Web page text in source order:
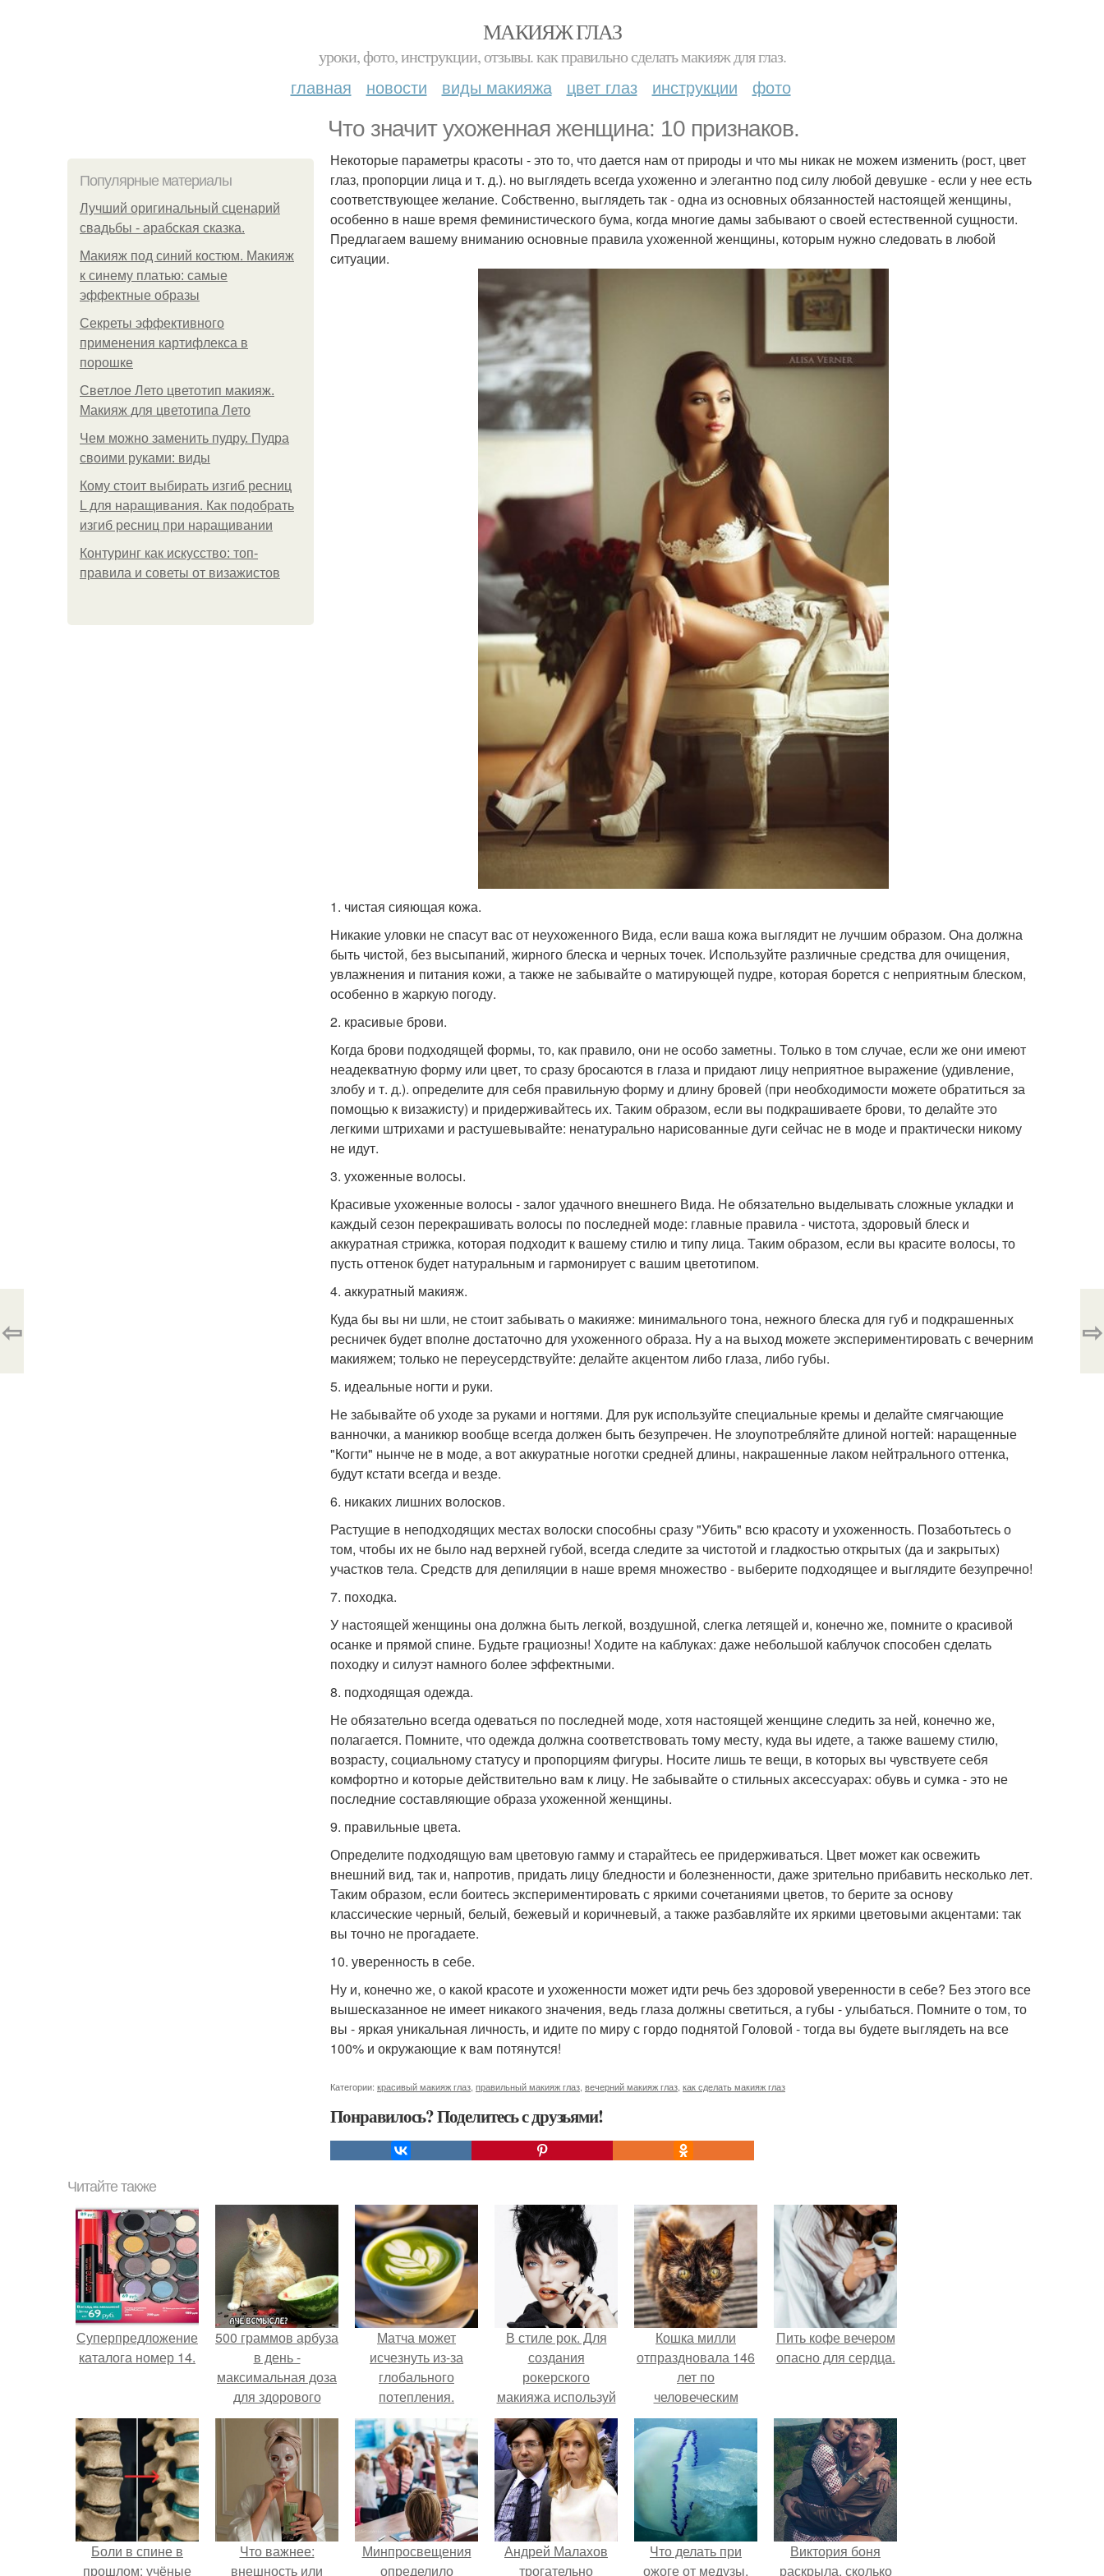
МАКИЯЖ ГЛАЗ
уроки, фото, инструкции, отзывы. как правильно сделать макияж для глаз.
главная новости виды макияжа цвет глаз инструкции фото
Что значит ухоженная женщина: 10 признаков.
Популярные материалы
Лучший оригинальный сценарий
свадьбы - арабская сказка.
Макияж под синий костюм. Макияж
к синему платью: самые
эффектные образы
Секреты эффективного
применения картифлекса в
порошке
Светлое Лето цветотип макияж.
Макияж для цветотипа Лето
Чем можно заменить пудру. Пудра
своими руками: виды
Кому стоит выбирать изгиб ресниц
L для наращивания. Как подобрать
изгиб ресниц при наращивании
Контуринг как искусство: топ-
правила и советы от визажистов
Некоторые параметры красоты - это то, что дается нам от природы и что мы никак не можем изменить (рост, цвет
глаз, пропорции лица и т. д.). но выглядеть всегда ухоженно и элегантно под силу любой девушке - если у нее есть
соответствующее желание. Собственно, выглядеть так - одна из основных обязанностей настоящей женщины,
особенно в наше время феминистического бума, когда многие дамы забывают о своей естественной сущности.
Предлагаем вашему вниманию основные правила ухоженной женщины, которым нужно следовать в любой
ситуации.
1. чистая сияющая кожа.
Никакие уловки не спасут вас от неухоженного Вида, если ваша кожа выглядит не лучшим образом. Она должна
быть чистой, без высыпаний, жирного блеска и черных точек. Используйте различные средства для очищения,
увлажнения и питания кожи, а также не забывайте о матирующей пудре, которая борется с неприятным блеском,
особенно в жаркую погоду.
2. красивые брови.
Когда брови подходящей формы, то, как правило, они не особо заметны. Только в том случае, если же они имеют
неадекватную форму или цвет, то сразу бросаются в глаза и придают лицу неприятное выражение (удивление,
злобу и т. д.). определите для себя правильную форму и длину бровей (при необходимости можете обратиться за
помощью к визажисту) и придерживайтесь их. Таким образом, если вы подкрашиваете брови, то делайте это
легкими штрихами и растушевывайте: ненатурально нарисованные дуги сейчас не в моде и практически никому
не идут.
3. ухоженные волосы.
Красивые ухоженные волосы - залог удачного внешнего Вида. Не обязательно выделывать сложные укладки и
каждый сезон перекрашивать волосы по последней моде: главные правила - чистота, здоровый блеск и
аккуратная стрижка, которая подходит к вашему стилю и типу лица. Таким образом, если вы красите волосы, то
пусть оттенок будет натуральным и гармонирует с вашим цветотипом.
4. аккуратный макияж.
Куда бы вы ни шли, не стоит забывать о макияже: минимального тона, нежного блеска для губ и подкрашенных
ресничек будет вполне достаточно для ухоженного образа. Ну а на выход можете экспериментировать с вечерним
макияжем; только не переусердствуйте: делайте акцентом либо глаза, либо губы.
5. идеальные ногти и руки.
Не забывайте об уходе за руками и ногтями. Для рук используйте специальные кремы и делайте смягчающие
ванночки, а маникюр вообще всегда должен быть безупречен. Не злоупотребляйте длиной ногтей: наращенные
"Когти" нынче не в моде, а вот аккуратные ноготки средней длины, накрашенные лаком нейтрального оттенка,
будут кстати всегда и везде.
6. никаких лишних волосков.
Растущие в неподходящих местах волоски способны сразу "Убить" всю красоту и ухоженность. Позаботьтесь о
том, чтобы их не было над верхней губой, всегда следите за чистотой и гладкостью открытых (да и закрытых)
участков тела. Средств для депиляции в наше время множество - выберите подходящее и выглядите безупречно!
7. походка.
У настоящей женщины она должна быть легкой, воздушной, слегка летящей и, конечно же, помните о красивой
осанке и прямой спине. Будьте грациозны! Ходите на каблуках: даже небольшой каблучок способен сделать
походку и силуэт намного более эффектными.
8. подходящая одежда.
Не обязательно всегда одеваться по последней моде, хотя настоящей женщине следить за ней, конечно же,
полагается. Помните, что одежда должна соответствовать тому месту, куда вы идете, а также вашему стилю,
возрасту, социальному статусу и пропорциям фигуры. Носите лишь те вещи, в которых вы чувствуете себя
комфортно и которые действительно вам к лицу. Не забывайте о стильных аксессуарах: обувь и сумка - это не
последние составляющие образа ухоженной женщины.
9. правильные цвета.
Определите подходящую вам цветовую гамму и старайтесь ее придерживаться. Цвет может как освежить
внешний вид, так и, напротив, придать лицу бледности и болезненности, даже зрительно прибавить несколько лет.
Таким образом, если боитесь экспериментировать с яркими сочетаниями цветов, то берите за основу
классические черный, белый, бежевый и коричневый, а также разбавляйте их яркими цветовыми акцентами: так
вы точно не прогадаете.
10. уверенность в себе.
Ну и, конечно же, о какой красоте и ухоженности может идти речь без здоровой уверенности в себе? Без этого все
вышесказанное не имеет никакого значения, ведь глаза должны светиться, а губы - улыбаться. Помните о том, то
вы - яркая уникальная личность, и идите по миру с гордо поднятой Головой - тогда вы будете выглядеть на все
100% и окружающие к вам потянутся!
Категории: красивый макияж глаз правильный макияж глаз вечерний макияж глаз как сделать макияж глаз
Понравилось? Поделитесь с друзьями!
⇦ ⇨
Читайте также
Суперпредложение
каталога номер 14.
500 граммов арбуза
в день -
максимальная доза
для здорового
взрослого,
предупредили
врачи.
Матча может
исчезнуть из-за
глобального
потепления.
В стиле рок. Для
создания
рокерского
макияжа используй
выравнивающую
кожу основу и
матовую пудру.
Кошка милли
отпраздновала 146
лет по
человеческим
Меркам и
претендует на
звание самой
старой в мире.
Пить кофе вечером
опасно для сердца.
Боли в спине в
прошлом: учёные
Что важнее:
внешность или
Минпросвещения
определило
Андрей Малахов
трогательно
Что делать при
ожоге от медузы,
Виктория боня
раскрыла, сколько